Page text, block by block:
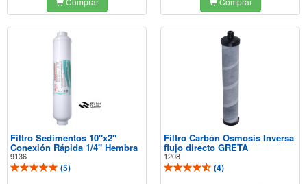
Filtro Sedimentos 10"x2"
Conexión Rápida 1/4" Hembra
9136
(5)
Filtro Carbón Osmosis Inversa
flujo directo GRETA
1208
(4)